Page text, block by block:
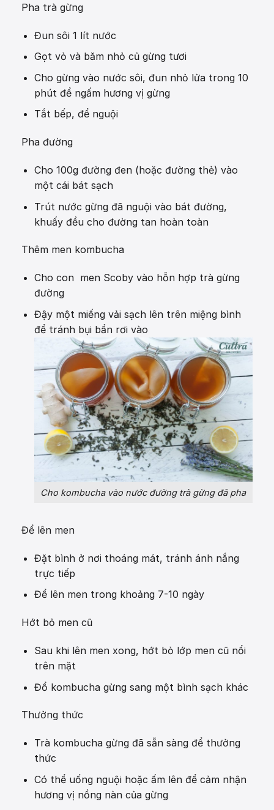
Pha trà gừng
Đun sôi 1 lít nước
Gọt vỏ và băm nhỏ củ gừng tươi
Cho gừng vào nước sôi, đun nhỏ lửa trong 10
phút để ngấm hương vị gừng
Tắt bếp, để nguội
Pha đường
Cho 100g đường đen (hoặc đường thẻ) vào
một cái bát sạch
Trút nước gừng đã nguội vào bát đường,
khuấy đều cho đường tan hoàn toàn
Thêm men kombucha
Cho con men Scoby vào hỗn hợp trà gừng
đường
Đậy một miếng vải sạch lên trên miệng bình
để tránh bụi bẩn rơi vào
Cho kombucha vào nước đường trà gừng đã pha
Để lên men
Đặt bình ở nơi thoáng mát, tránh ánh nắng
trực tiếp
Để lên men trong khoảng 7-10 ngày
Hớt bỏ men cũ
Sau khi lên men xong, hớt bỏ lớp men cũ nổi
trên mặt
Đổ kombucha gừng sang một bình sạch khác
Thưởng thức
Trà kombucha gừng đã sẵn sàng để thưởng
thức
Có thể uống nguội hoặc ấm lên để cảm nhận
hương vị nồng nàn của gừng